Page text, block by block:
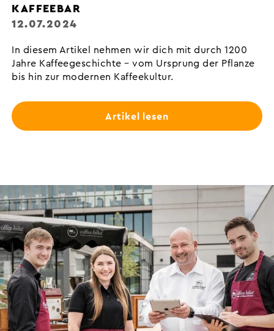
KAFFEEBAR
12.07.2024
In diesem Artikel nehmen wir dich mit durch 1200
Jahre Kaffeegeschichte – vom Ursprung der Pflanze
bis hin zur modernen Kaffeekultur.
Artikel lesen